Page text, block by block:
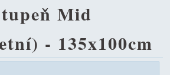
Mid
- 135x100cm